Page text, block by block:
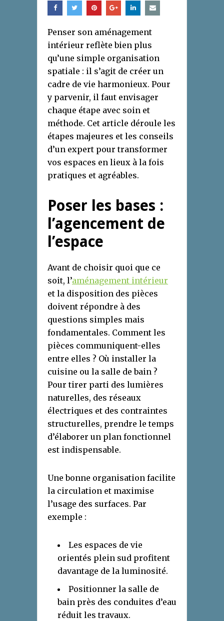
Penser son aménagement
intérieur reflète bien plus
qu’une simple organisation
spatiale : il s’agit de créer un
cadre de vie harmonieux. Pour
y parvenir, il faut envisager
chaque étape avec soin et
méthode. Cet article déroule les
étapes majeures et les conseils
d’un expert pour transformer
vos espaces en lieux à la fois
pratiques et agréables.
Poser les bases :
l’agencement de
l’espace
Avant de choisir quoi que ce
soit, l’aménagement intérieur
et la disposition des pièces
doivent répondre à des
questions simples mais
fondamentales. Comment les
pièces communiquent-elles
entre elles ? Où installer la
cuisine ou la salle de bain ?
Pour tirer parti des lumières
naturelles, des réseaux
électriques et des contraintes
structurelles, prendre le temps
d’élaborer un plan fonctionnel
est indispensable.
Une bonne organisation facilite
la circulation et maximise
l’usage des surfaces. Par
exemple :
Les espaces de vie
orientés plein sud profitent
davantage de la luminosité.
Positionner la salle de
bain près des conduites d’eau
réduit les travaux.